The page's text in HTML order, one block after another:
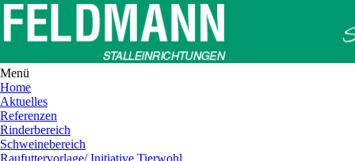
Menü
Home
Aktuelles
Referenzen
Rinderbereich
Schweinebereich
Raufuttervorlage/ Initiative Tierwohl